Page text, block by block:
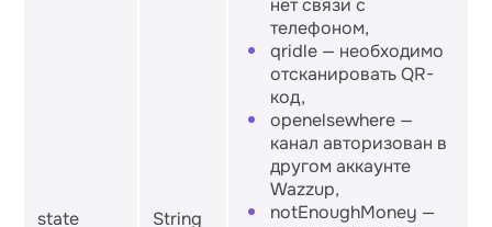
state String
нет связи с
телефоном,
qridle — необходимо
отсканировать QR-
код,
openelsewhere —
канал авторизован в
другом аккаунте
Wazzup,
notEnoughMoney —